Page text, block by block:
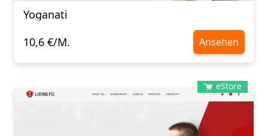
Yoganati
10,6 €/M.
Ansehen
eStore